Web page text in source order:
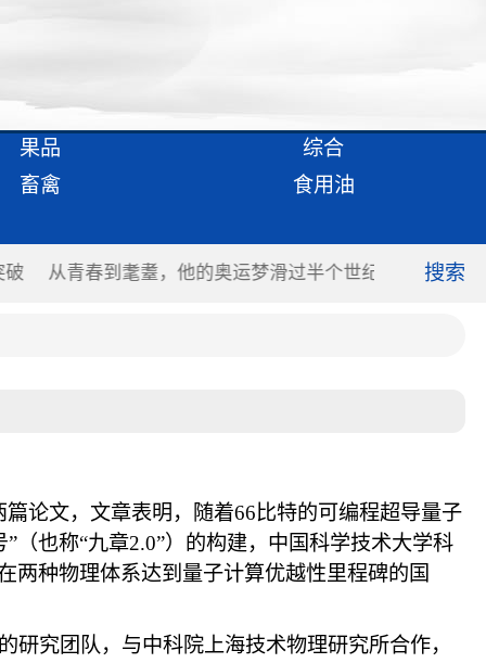
果品
综合
畜禽
食用油
破 从青春到耄耋，他的奥运梦滑过半个世纪 跑者满
搜索
论文，文章表明，随着66比特的可编程超导量子
（也称“九章2.0”）的构建，中国科学技术大学科
两种物理体系达到量子计算优越性里程碑的国
究团队，与中科院上海技术物理研究所合作，